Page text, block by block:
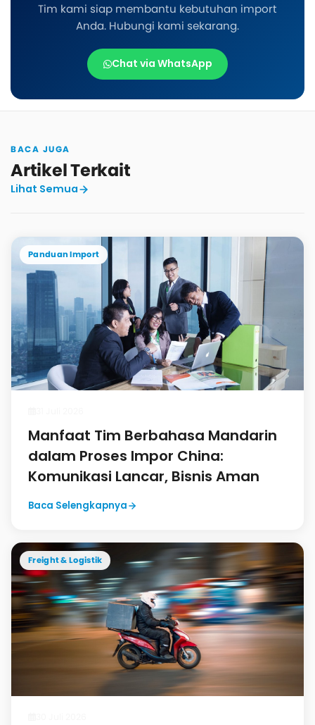
Tim kami siap membantu kebutuhan import
Anda. Hubungi kami sekarang.
Chat via WhatsApp
BACA JUGA
Artikel Terkait
Lihat Semua
Panduan Import
Manfaat Tim Berbahasa Mandarin
dalam Proses Impor China:
Komunikasi Lancar, Bisnis Aman
Baca Selengkapnya
Freight & Logistik